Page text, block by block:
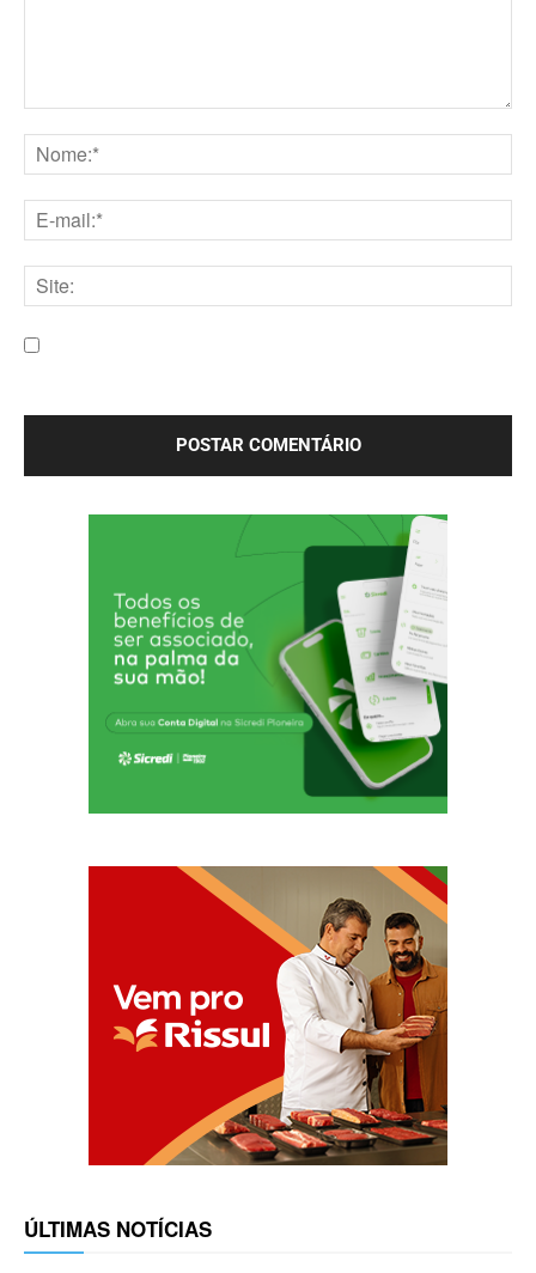
mail:*
ÚLTIMAS NOTÍCIAS